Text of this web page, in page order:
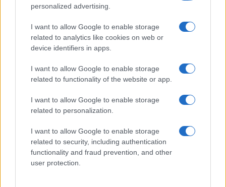
personalized advertising.
I want to allow Google to enable storage
related to analytics like cookies on web or
device identifiers in apps.
I want to allow Google to enable storage
related to functionality of the website or app.
I want to allow Google to enable storage
related to personalization.
I want to allow Google to enable storage
related to security, including authentication
functionality and fraud prevention, and other
user protection.
Rapina a Porto Rotondo, due uomini fermati dai
carabinieri
Auto prende fuoco sulla strada statale 125 a
Olbia, cosa è successo
Incidente sulla 125 a Olbia, due auto coinvolte:
danni ingenti